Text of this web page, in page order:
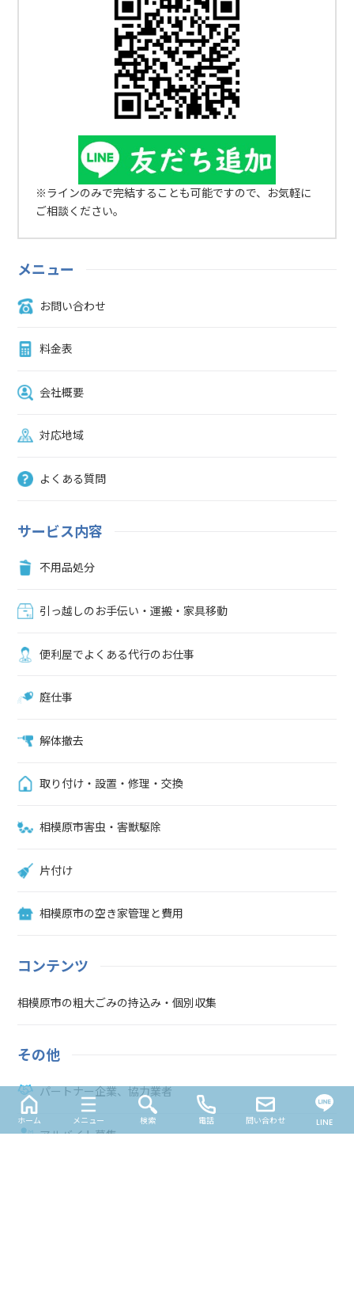
※ラインのみで完結することも可能ですので、お気軽に
ご相談ください。
メニュー
お問い合わせ
料金表
会社概要
対応地域
よくある質問
サービス内容
不用品処分
引っ越しのお手伝い・運搬・家具移動
便利屋でよくある代行のお仕事
庭仕事
解体撤去
取り付け・設置・修理・交換
相模原市害虫・害獣駆除
片付け
相模原市の空き家管理と費用
コンテンツ
相模原市の粗大ごみの持込み・個別収集
その他
パートナー企業、協力業者
アルバイト募集
ホーム メニュー 検索 電話 問い合わせ LINE